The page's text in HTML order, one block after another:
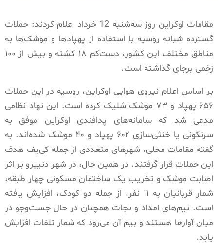
مقامات اوکراین روز سه‌شنبه 12 خرداد اعلام کردند: حملات
گسترده شبانه روسیه با استفاده از پهپادها و موشک‌ها به
مناطق مختلف این کشور، دست‌کم ۱۸ کشته و بیش از ۱۰۰
زخمی برجای گذاشته است.
بر اساس اعلام نیروی هوایی اوکراین، روسیه در این حملات
۶۵۶ پهپاد و ۷۳ موشک شلیک کرده است. این نهاد نظامی
مدعی شد که سامانه‌های پدافندی اوکراین موفق به
سرنگونی یا خنثی‌سازی ۶۰۲ پهپاد و ۴۰ موشک شده‌اند. به
گفته مقامات محلی، شهرهای متعددی از جمله کی‌یف هدف
این حملات قرار گرفتند. در همین حال، در شهر دنیپرو بر اثر
اصابت موشک و تخریب یک ساختمان مسکونی چهار طبقه،
شمار قربانیان به ۱۱ نفر، از جمله دو کودک، افزایش یافته
است. تیم‌های امداد و نجات همچنان در حال جست‌وجو در
میان آوارها هستند و بیم آن می‌رود که شمار تلفات افزایش
یابد.